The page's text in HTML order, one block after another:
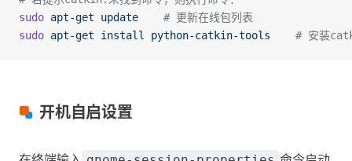
sudo apt-get update
    # 更新在线包列表
sudo apt-get install python-catkin-tools
# 安装
开机自启设置